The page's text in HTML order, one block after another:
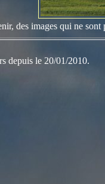
des images qui ne sont
depuis le 20/01/2010.